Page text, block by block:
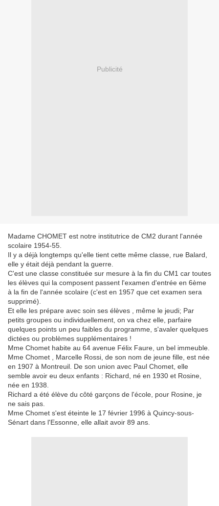
Publicité
Madame CHOMET est notre institutrice de CM2 durant l'année
scolaire 1954-55.
Il y a déjà longtemps qu'elle tient cette même classe, rue Balard,
elle y était déjà pendant la guerre.
C'est une classe constituée sur mesure à la fin du CM1 car toutes
les élèves qui la composent passent l'examen d'entrée en 6ème
à la fin de l'année scolaire (c'est en 1957 que cet examen sera
supprimé).
Et elle les prépare avec soin ses élèves , même le jeudi; Par
petits groupes ou individuellement, on va chez elle, parfaire
quelques points un peu faibles du programme, s'avaler quelques
dictées ou problèmes supplémentaires !
Mme Chomet habite au 64 avenue Félix Faure, un bel immeuble.
Mme Chomet , Marcelle Rossi, de son nom de jeune fille, est née
en 1907 à Montreuil. De son union avec Paul Chomet, elle
semble avoir eu deux enfants : Richard, né en 1930 et Rosine,
née en 1938.
Richard a été élève du côté garçons de l'école, pour Rosine, je
ne sais pas.
Mme Chomet s'est éteinte le 17 février 1996 à Quincy-sous-
Sénart dans l'Essonne, elle allait avoir 89 ans.